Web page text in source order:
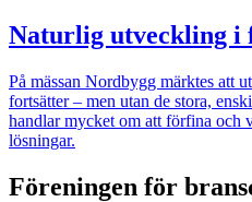
Naturlig utveckling i
På mässan Nordbygg märktes att
fortsätter – men utan de stora,
handlar mycket om att förfina och
lösningar.
Föreningen för